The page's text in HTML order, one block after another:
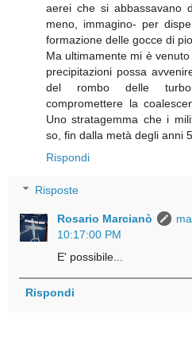
aerei che si
meno, immagino- per
formazione delle gocce di
Ma ultimamente mi è
precipitazioni possa
del rombo delle
compromettere la
Uno stratagemma che i
so, fin dalla metà degli anni
Rispondi
Risposte
Rosario Marcianò
10:17:00 PM
E' possibile...
Rispondi